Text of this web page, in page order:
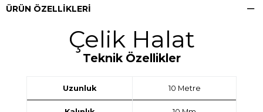
ÜRÜN ÖZELLIKLERI
Çelik Halat
Teknik Özellikler
Uzunluk 10 Metre